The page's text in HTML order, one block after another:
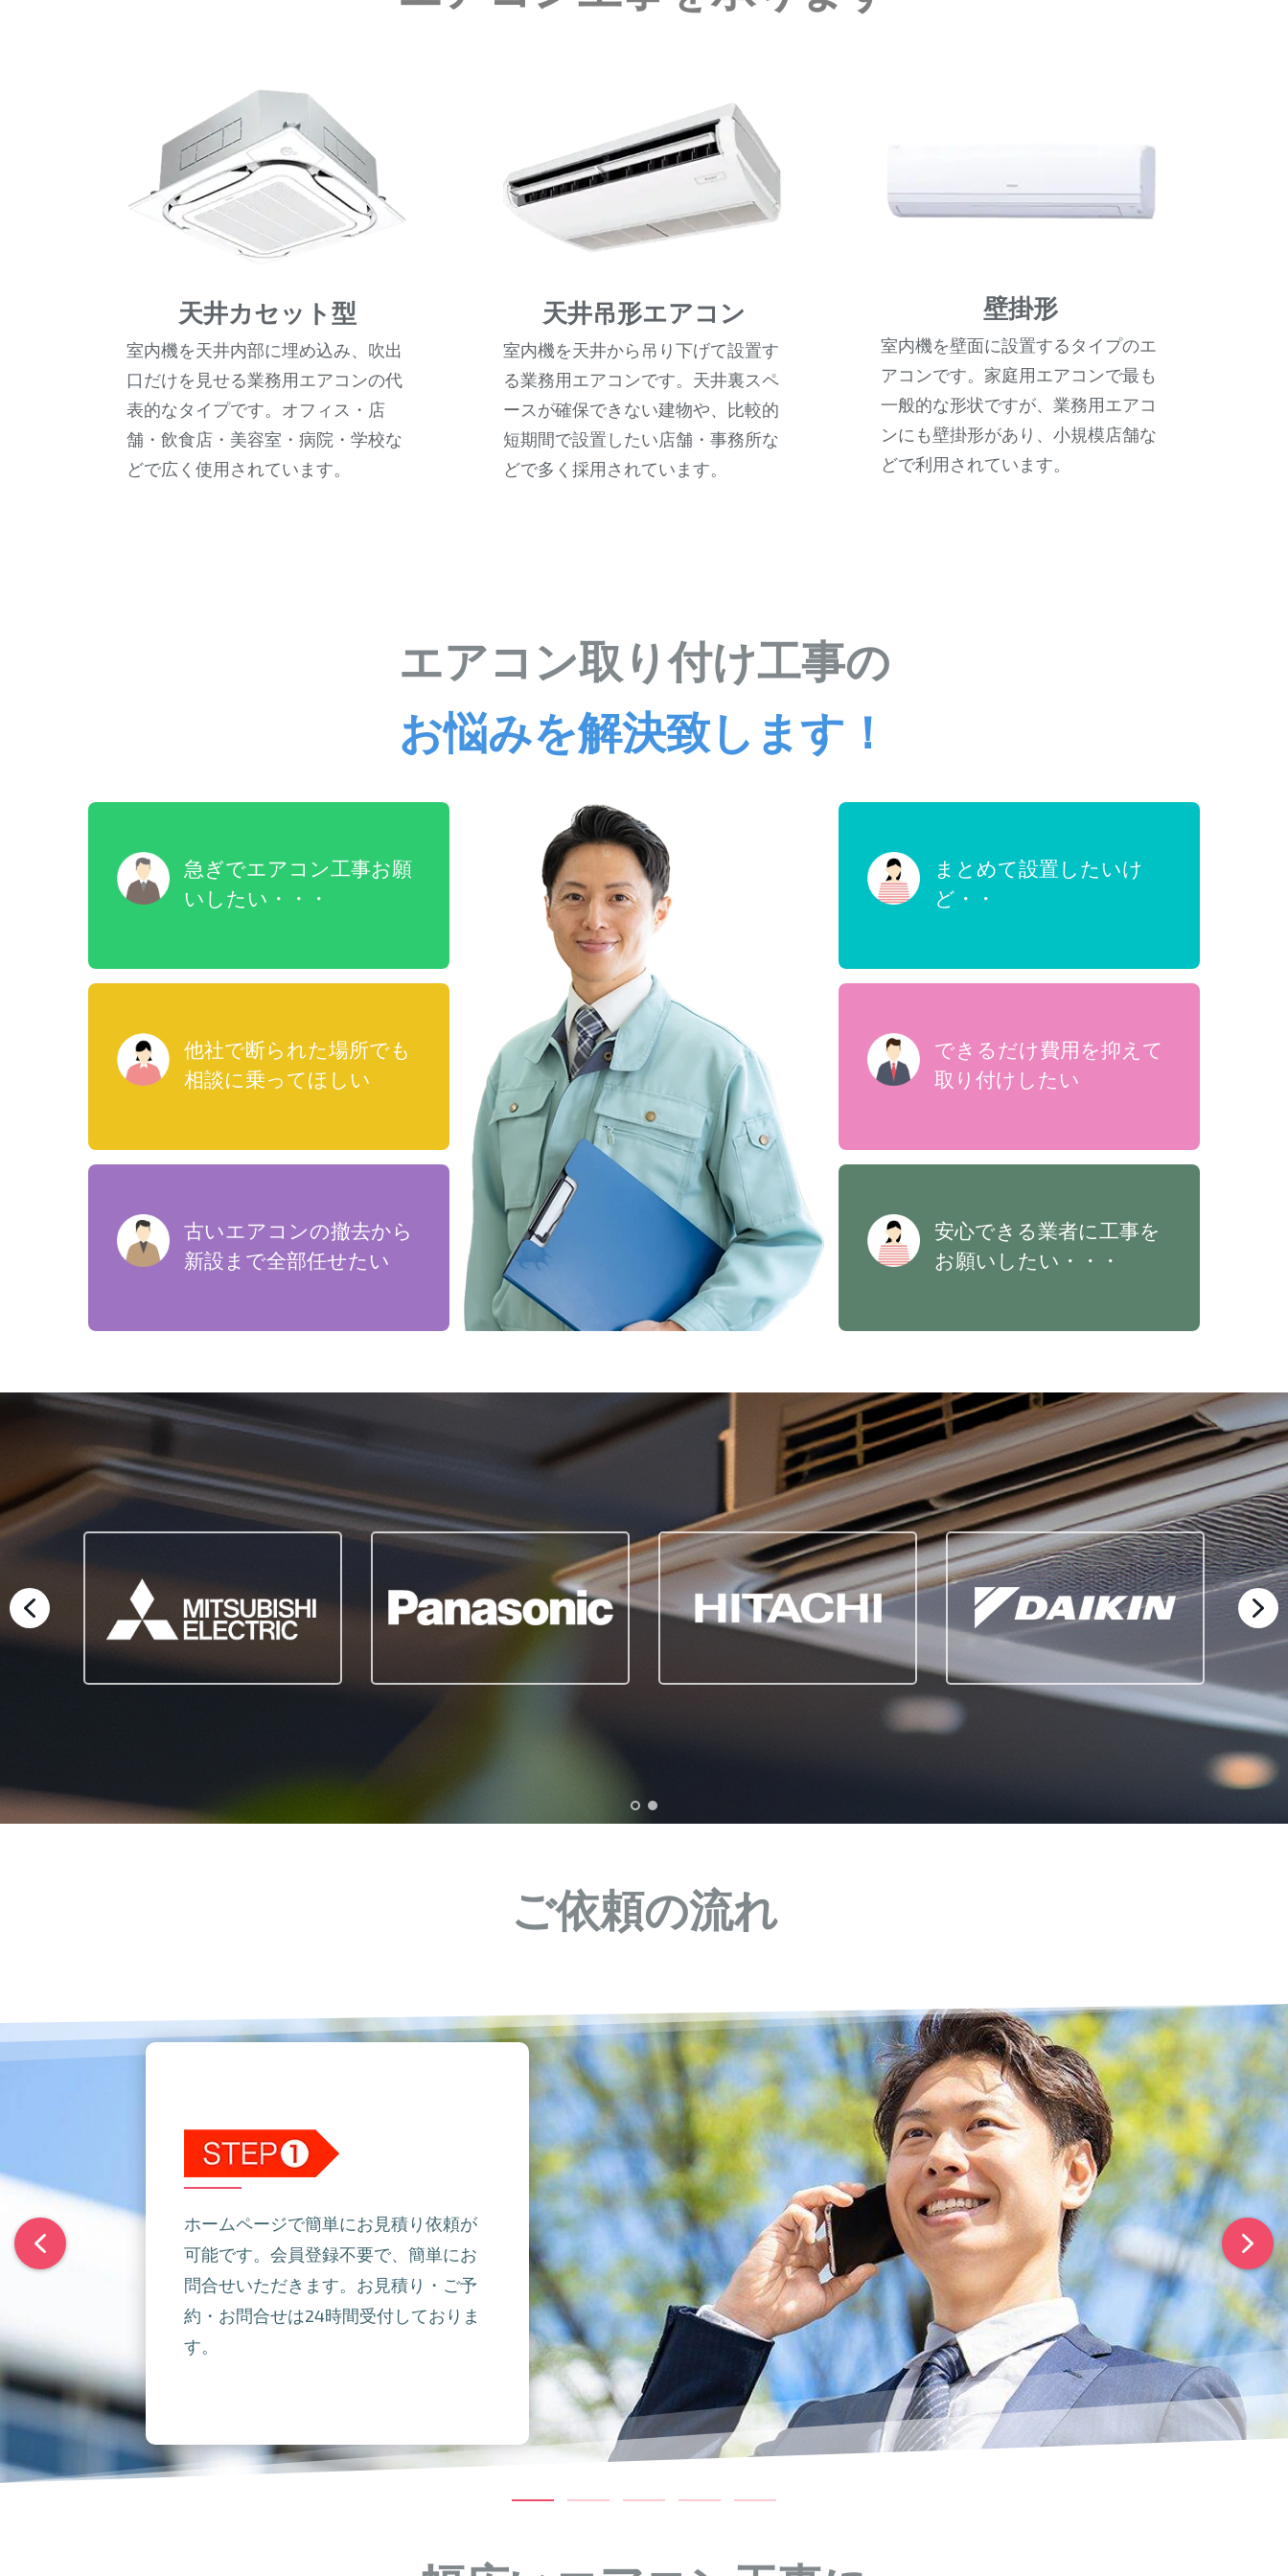
天井カセット型
室内機を天井内部に埋め込み、吹出
口だけを見せる業務用エアコンの代
表的なタイプです。オフィス・店
舗・飲食店・美容室・病院・学校な
どで広く使用されています。
天井吊形エアコン
室内機を天井から吊り下げて設置す
る業務用エアコンです。天井裏スペ
ースが確保できない建物や、比較的
短期間で設置したい店舗・事務所な
どで多く採用されています。
壁掛形
室内機を壁面に設置するタイプのエ
アコンです。家庭用エアコンで最も
一般的な形状ですが、業務用エアコ
ンにも壁掛形があり、小規模店舗な
どで利用されています。
エアコン取り付け工事の
お悩みを解決致します！
急ぎでエアコン工事お願
いしたい・・・
他社で断られた場所でも
相談に乗ってほしい
古いエアコンの撤去から
新設まで全部任せたい
まとめて設置したいけ
ど・・
できるだけ費用を抑えて
取り付けしたい
安心できる業者に工事を
お願いしたい・・・
ご依頼の流れ
ホームページで簡単にお見積り依頼が
可能です。会員登録不要で、簡単にお
問合せいただきます。お見積り・ご予
約・お問合せは24時間受付しておりま
す。